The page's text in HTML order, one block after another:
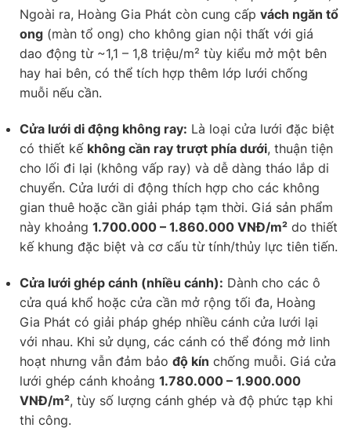
Ngoài ra, Hoàng Gia Phát còn cung cấp vách ngăn tổ
ong (màn tổ ong) cho không gian nội thất với giá
dao động từ ~1,1 – 1,8 triệu/m² tùy kiểu mở một bên
hay hai bên, có thể tích hợp thêm lớp lưới chống
muỗi nếu cần.
Cửa lưới di động không ray: Là loại cửa lưới đặc biệt
có thiết kế không cần ray trượt phía dưới, thuận tiện
cho lối đi lại (không vấp ray) và dễ dàng tháo lắp di
chuyển. Cửa lưới di động thích hợp cho các không
gian thuê hoặc cần giải pháp tạm thời. Giá sản phẩm
này khoảng 1.700.000 – 1.860.000 VNĐ/m² do thiết
kế khung đặc biệt và cơ cấu từ tính/thủy lực tiên tiến.
Cửa lưới ghép cánh (nhiều cánh): Dành cho các ô
cửa quá khổ hoặc cửa cần mở rộng tối đa, Hoàng
Gia Phát có giải pháp ghép nhiều cánh cửa lưới lại
với nhau. Khi sử dụng, các cánh có thể đóng mở linh
hoạt nhưng vẫn đảm bảo độ kín chống muỗi. Giá cửa
lưới ghép cánh khoảng 1.780.000 – 1.900.000
VNĐ/m², tùy số lượng cánh ghép và độ phức tạp khi
thi công.